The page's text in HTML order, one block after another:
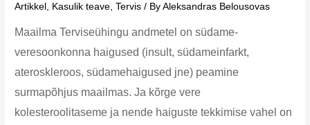
Artikkel Kasulik teave ,Tervis / ByAleksandras Belousovas
Maailma Terviseühingu andmetel on südame-
veresoonkonna haigused (insult, südameinfarkt,
ateroskleroos, südamehaigused jne) peamine
surmapõhjus maailmas. Ja kõrge vere
kolesteroolitaseme ja nende haiguste tekkimise vahel on